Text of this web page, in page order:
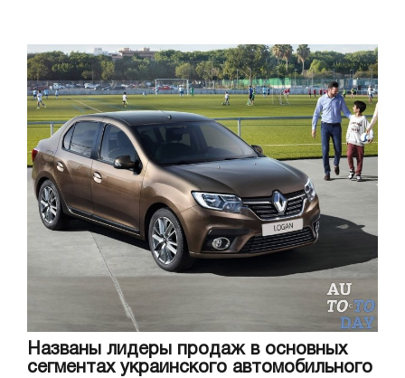
Названы лидеры продаж в основных
сегментах украинского автомобильного